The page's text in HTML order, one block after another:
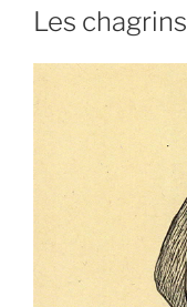
LE
Les chagrins